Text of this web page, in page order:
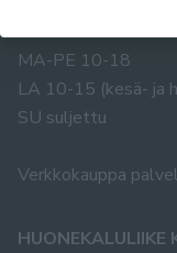
Avoinna:
MA-PE 10-18
LA 10-15 (kesä- ja
SU suljettu
Verkkokauppa
HUONEKALULIIKE